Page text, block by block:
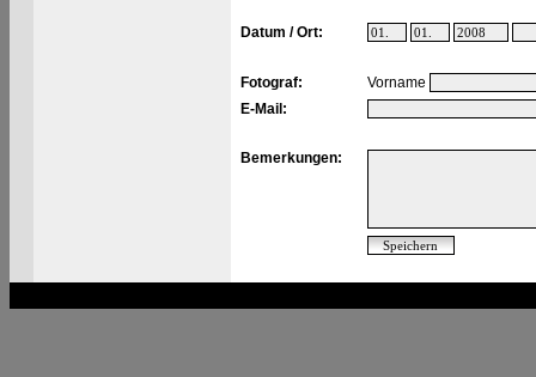
Datum / Ort:
Fotograf:
Vorname
E-Mail:
Bemerkungen: